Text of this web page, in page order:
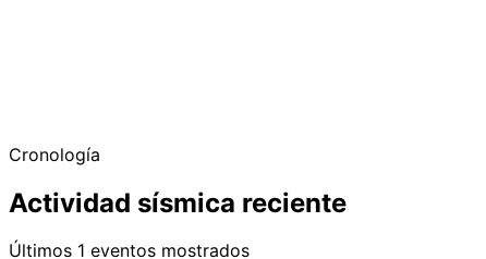
Cronología
Actividad sísmica reciente
Últimos 1 eventos mostrados